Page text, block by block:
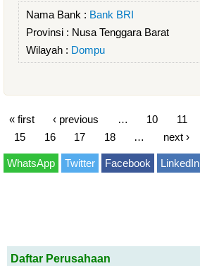
Nama Bank : Bank BRI
Provinsi : Nusa Tenggara Barat
Wilayah : Dompu
« first ‹ previous 10 11
15
16 17 18 next ›
WhatsApp Twitter Facebook LinkedIn
Daftar Perusahaan